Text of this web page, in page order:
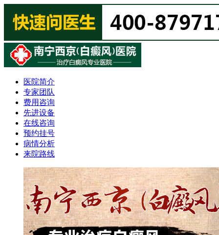
医院简介
专家团队
费用咨询
先进设备
在线咨询
预约挂号
病情分析
来院路线